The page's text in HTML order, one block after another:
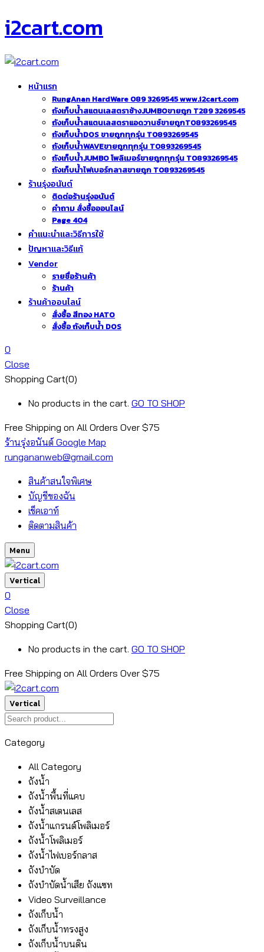
i2cart.com
หน้าแรก
RungAnan HardWare 089 3269545 www.i2cart.com
ถังเก็บน้ำสแตนเลสตราช้างJUMBOขายถูก T289 3269545
ถังเก็บน้ำสแตนเลสตราแอดวานซ์ขายถูกT0893269545
ถังเก็บน้ำDOS ขายถูกทุกรุ่น T0893269545
ถังเก็บน้ำWAVEขายถูกทุกรุ่น T0893269545
ถังเก็บน้ำJUMBO โพลิเมอร์ขายถูกทุกรุ่น T0893269545
ถังเก็บน้ำไฟเบอร์กลาสขายถูก T0893269545
ร้านรุ่งอนันต์
ติดต่อร้านรุ่งอนันต์
คำถาม สั่งซื้อออนไลน์
Page 404
คำแนะนำและวิธีการใช้
ปัญหาและวิธีแก้
Vendor
รายชื่อร้านค้า
ร้านค้า
ร้านค้าออนไลน์
สั่งซื้อ สีทอง HATO
สั่งซื้อ ถังเก็บน้ำ DOS
0
Close
Shopping Cart(0)
No products in the cart. GO TO SHOP
Free Shipping on All Orders Over $75
ร้านรุ่งอนันต์ Google Map
rungananweb@gmail.com
สินค้าสนใจพิเศษ
บัญชีของฉัน
เช็คเอาท์
ติดตามสินค้า
Menu
Vertical
0
Close
Shopping Cart(0)
No products in the cart. GO TO SHOP
Free Shipping on All Orders Over $75
Vertical
Category
All Category
ถังน้ำ
ถังน้ำพื้นที่แคบ
ถังน้ำสเตนเลส
ถังน้ำแกรนด์โพลิเมอร์
ถังน้ำโพลิเมอร์
ถังน้ำไฟเบอร์กลาส
ถังบำบัด
ถังบำบัดน้ำเสีย ถังแซท
Video Surveillance
ถังเก็บน้ำ
ถังเก็บน้ำทรงสูง
ถังเก็บน้ำบนดิน